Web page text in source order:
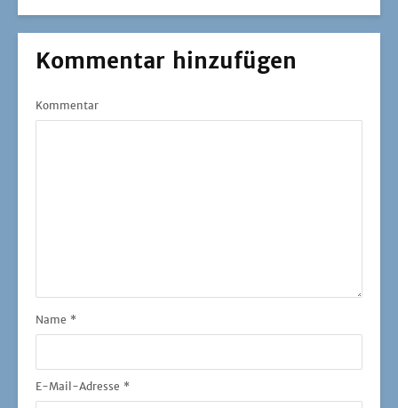
Kommentar hinzufügen
Kommentar
Name *
E-Mail-Adresse *